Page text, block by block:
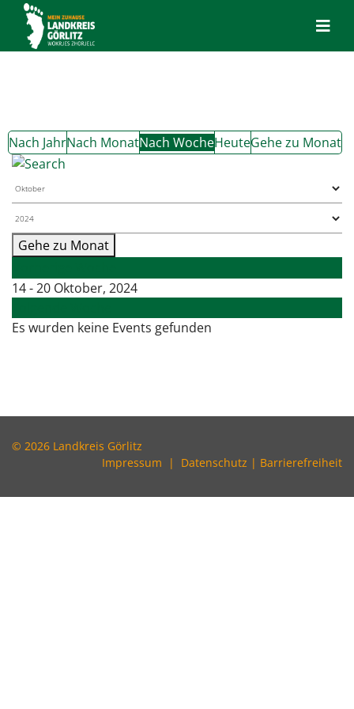
Nach JahrNach MonatNach WocheHeuteGehe zu Monat
Gehe zu Monat
14 - 20 Oktober, 2024
Es wurden keine Events gefunden
© 2026 Landkreis Görlitz
Impressum | Datenschutz | Barrierefreiheit